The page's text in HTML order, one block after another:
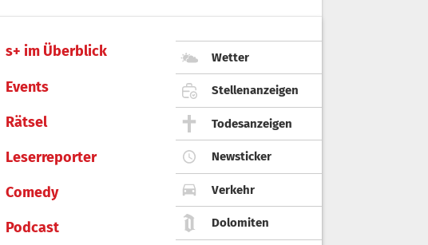
s+ im Überblick
Events
Rätsel
Leserreporter
Comedy
Podcast
Wetter
Stellenanzeigen
Todesanzeigen
Newsticker
Verkehr
Dolomiten